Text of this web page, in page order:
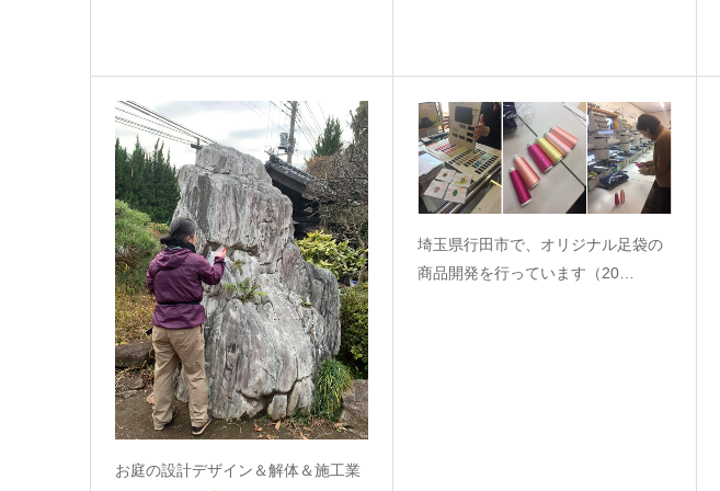
お庭の設計デザイン＆解体＆施工業
埼玉県行田市で、オリジナル足袋の
商品開発を行っています（20…